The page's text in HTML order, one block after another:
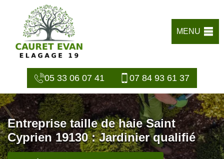
MENU
05 33 06 07 41 07 84 93 61 37
Entreprise taille de haie Saint
Cyprien 19130 : Jardinier qualifié